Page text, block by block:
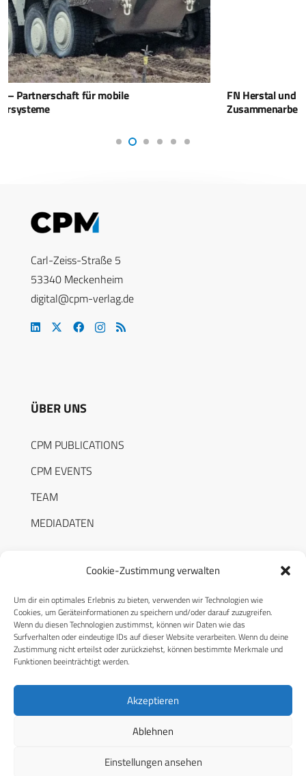
Cookie-Zustimmung verwalten
Um dir ein optimales Erlebnis zu bieten, verwenden wir Technologien wie
Cookies, um Geräteinformationen zu speichern und/oder darauf zuzugreifen.
Wenn du diesen Technologien zustimmst, können wir Daten wie das
Surfverhalten oder eindeutige IDs auf dieser Website verarbeiten. Wenn du deine
Zustimmung nicht erteilst oder zurückziehst, können bestimmte Merkmale und
Funktionen beeinträchtigt werden.
Akzeptieren
Ablehnen
Einstellungen ansehen
FN Herstal und Cervus Defence & Security vertiefen
Zusammenarbeit
Carl-Zeiss-Straße 5
53340 Meckenheim
digital@cpm-verlag.de
ÜBER UNS
CPM PUBLICATIONS
CPM EVENTS
TEAM
MEDIADATEN
RECHTLICHES
Datenschutzerklärung
Cookie-Richtlinie (EU)